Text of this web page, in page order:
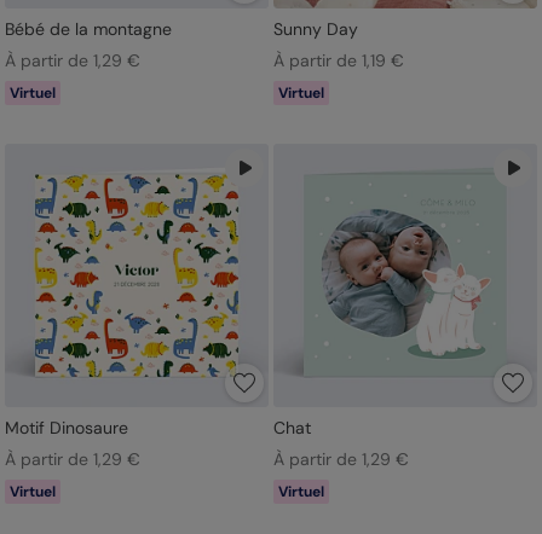
Bébé de la montagne
À partir de 1,29 €
Virtuel
Sunny Day
À partir de 1,19 €
Virtuel
Motif Dinosaure
À partir de 1,29 €
Virtuel
Chat
À partir de 1,29 €
Virtuel